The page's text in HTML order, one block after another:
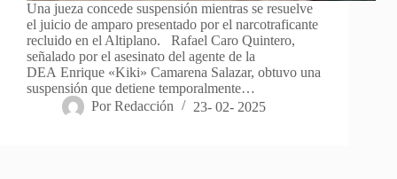
Una jueza concede suspensión mientras se resuelve
el juicio de amparo presentado por el narcotraficante
recluido en el Altiplano. Rafael Caro Quintero,
señalado por el asesinato del agente de la
DEA Enrique «Kiki» Camarena Salazar, obtuvo una
suspensión que detiene temporalmente…
Por Redacción 23- 02- 2025